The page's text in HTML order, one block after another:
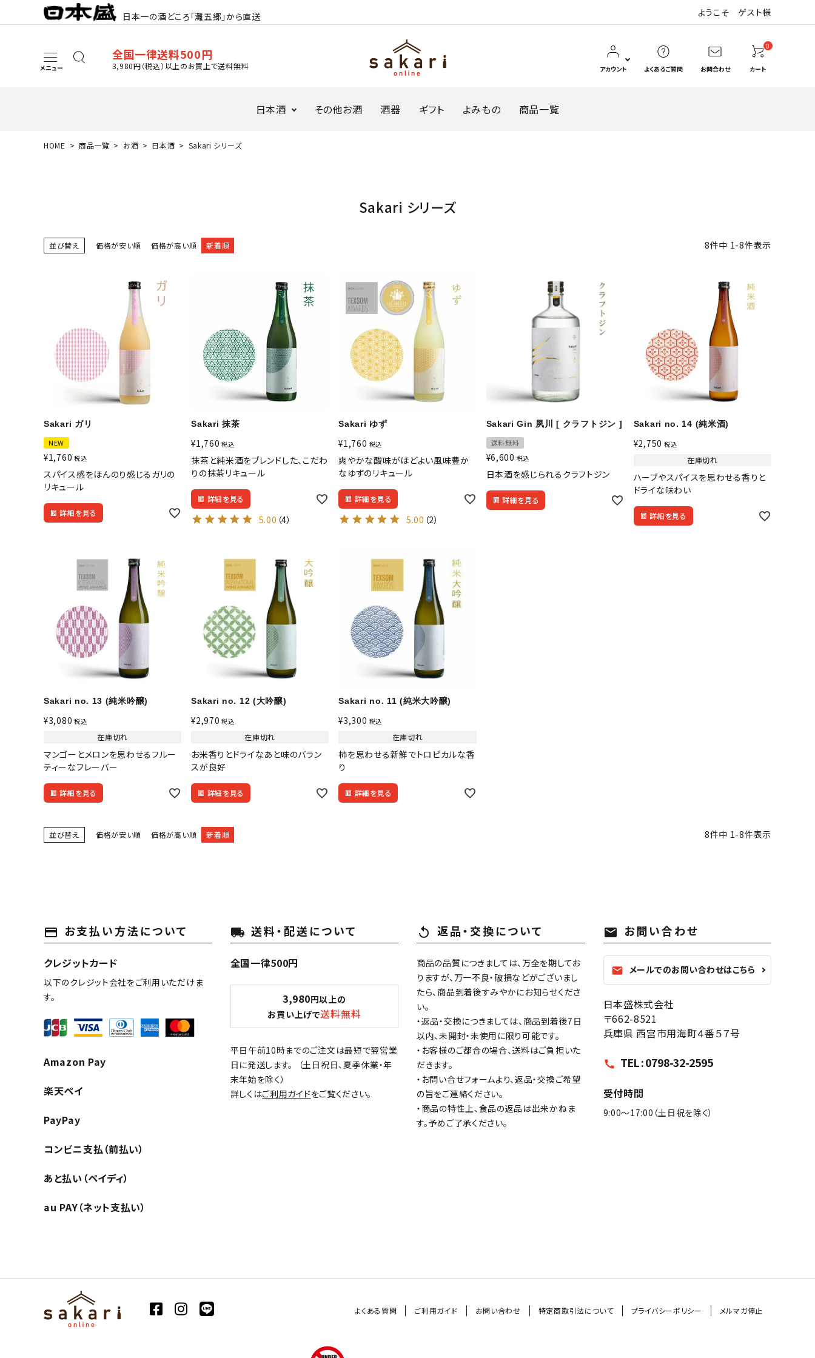
日本一の酒どころ「灘五郷」から直送 ようこそ ゲスト様
メニュー
キーワードから探す
アルコール度数
価格から探す
円 ～
全国一律送料500円
3,980円（税込）以上のお買上で送料無料 アカウント よくあるご質問 お問合わせ
0
カート
日本酒 その他お酒 酒器 ギフト よみもの 商品一覧
コンテンツ
INFORMATION
ACCOUNT MENU
会員登録
HOME 商品一覧 お酒 日本酒 Sakari シリーズ
Sakari シリーズ
並び替え 価格が安い順 価格が高い順 新着順 8件中 1-8件表示
Sakari ガリ
NEW
¥1,760 税込
スパイス感をほんのり感じるガリの
リキュール
詳細を見る
Sakari 抹茶
¥1,760 税込
抹茶と純米酒をブレンドした、こだわ
りの抹茶リキュール
詳細を見る
5.00 （4）
Sakari ゆず
¥1,760 税込
爽やかな酸味がほどよい風味豊か
なゆずのリキュール
詳細を見る
5.00 （2）
Sakari Gin 夙川 [ クラフトジン ]
送料無料
¥6,600 税込
日本酒を感じられるクラフトジン
詳細を見る
Sakari no. 14 (純米酒)
¥2,750 税込
在庫切れ
ハーブやスパイスを思わせる香りと
ドライな味わい
詳細を見る
Sakari no. 13 (純米吟醸)
¥3,080 税込
在庫切れ
マンゴーとメロンを思わせるフルー
ティーなフレーバー
詳細を見る
Sakari no. 12 (大吟醸)
¥2,970 税込
在庫切れ
お米香りとドライなあと味のバラン
スが良好
詳細を見る
Sakari no. 11 (純米大吟醸)
¥3,300 税込
在庫切れ
柿を思わせる新鮮でトロピカルな香
り
詳細を見る
並び替え 価格が安い順 価格が高い順 新着順 8件中 1-8件表示
payment お支払い方法について
クレジットカード
以下のクレジット会社をご利用いただけま
す。
Amazon Pay
楽天ペイ
PayPay
コンビニ支払（前払い）
あと払い（ペイディ）
au PAY（ネット支払い）
local_shipping 送料・配送について
全国一律500円
3,980円以上の
お買い上げで送料無料
平日午前10時までのご注文は最短で翌営業
日に発送します。 （土日祝日、夏季休業・年
末年始を除く）
詳しくはご利用ガイドをご覧ください。
replay 返品・交換について
商品の品質につきましては、万全を期してお
りますが、万一不良・破損などがございまし
たら、商品到着後すみやかにお知らせくださ
い。
・返品・交換につきましては、商品到着後7日
以内、未開封・未使用に限り可能です。
・お客様のご都合の場合、送料はご負担いた
だきます。
・お問い合せフォームより、返品・交換ご希望
の旨をご連絡ください。
・商品の特性上、食品の返品は出来かねま
す。予めご了承ください。
mail お問い合わせ
mail メールでのお問い合わせはこちら
日本盛株式会社
〒662-8521
兵庫県 西宮市用海町４番５７号
call TEL : 0798-32-2595
受付時間
9:00〜17:00（土日祝を除く）
よくある質問 ご利用ガイド お問い合わせ 特定商取引法について プライバシーポリシー メルマガ停止